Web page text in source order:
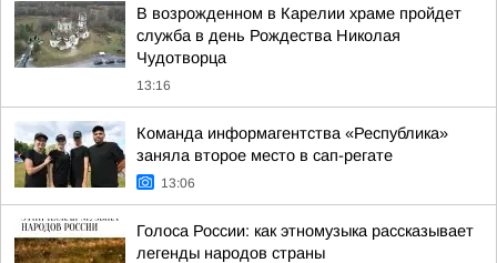
В возрожденном в Карелии храме пройдет
служба в день Рождества Николая
Чудотворца
13:16
Команда информагентства «Республика»
заняла второе место в сап-регате
13:06
Голоса России: как этномузыка рассказывает
легенды народов страны